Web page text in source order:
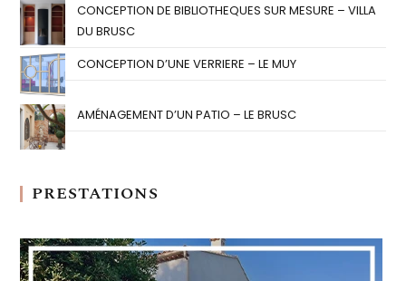
CONCEPTION DE BIBLIOTHEQUES SUR MESURE – VILLA
DU BRUSC
CONCEPTION D’UNE VERRIERE – LE MUY
AMÉNAGEMENT D’UN PATIO – LE BRUSC
PRESTATIONS